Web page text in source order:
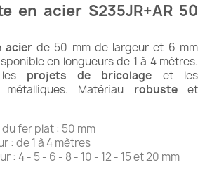
en acier S235JR+AR 50
acierde 50 mm de largeur et 6 mm
en longueurs de 1 à 4 mètres.
projets de bricolage et les
métalliques. Matériau robusteet
fer plat : 50 mm
: de 1 à 4 mètres
: 4 - 5 - 6 - 8 - 10 - 12 - 15 et 20 mm